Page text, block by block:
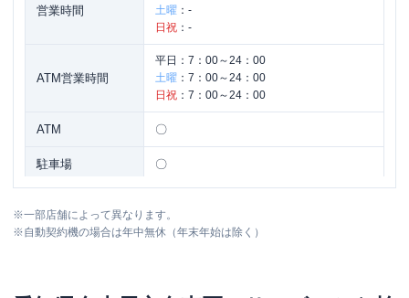
営業時間
土曜 ： -
日祝 ： -
ATM営業時間
平日： 7：00～24：00
土曜 ： 7：00～24：00
日祝 ： 7：00～24：00
ATM 〇
駐車場 〇
※一部店舗によって異なります。
※自動契約機の場合は年中無休（年末年始は除く）